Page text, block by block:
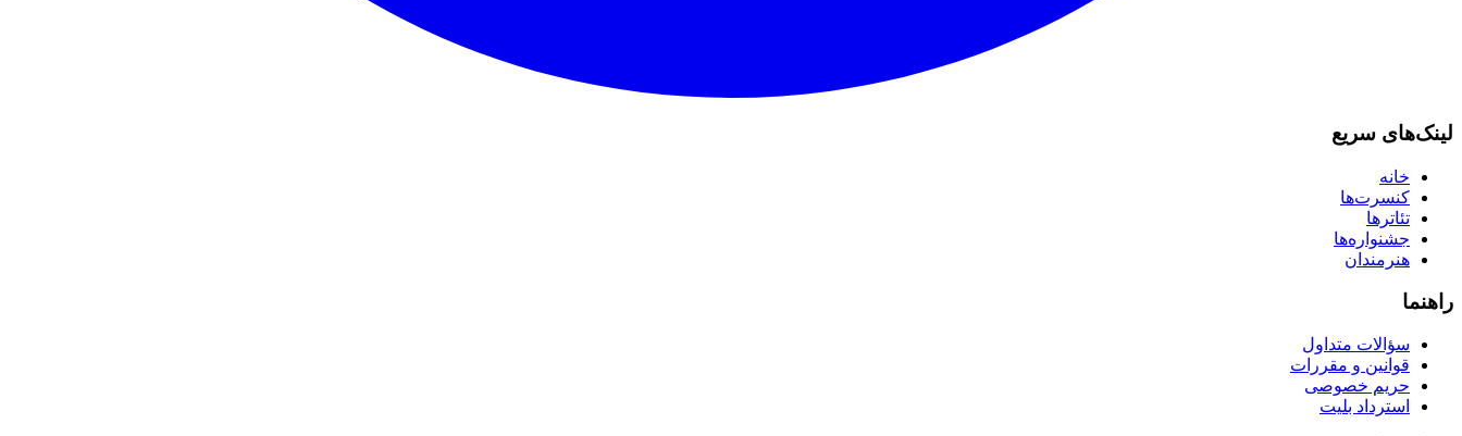
لینک‌های سریع
خانه
کنسرت‌ها
تئاترها
جشنواره‌ها
هنرمندان
راهنما
سؤالات متداول
قوانین و مقررات
حریم خصوصی
استرداد بلیت